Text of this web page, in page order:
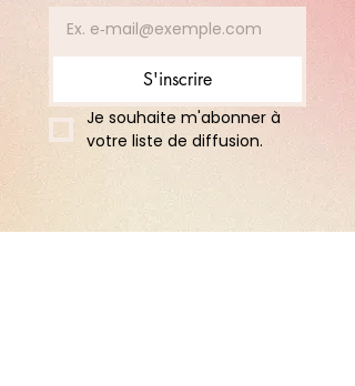
S'inscrire
Je souhaite m'abonner à
votre liste de diffusion.